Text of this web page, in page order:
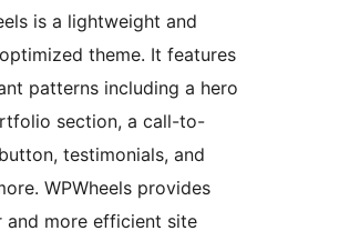
is a lightweight and
theme. It features
patterns including a hero
section, a call-to-
testimonials, and
WPWheels provides
and more efficient site